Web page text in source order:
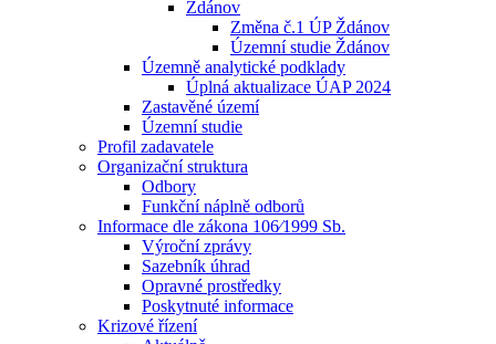
Ždánov
Změna č.1 ÚP Ždánov
Územní studie Ždánov
Územně analytické podklady
Úplná aktualizace ÚAP 2024
Zastavěné území
Územní studie
Profil zadavatele
Organizační struktura
Odbory
Funkční náplně odborů
Informace dle zákona 106⁄1999 Sb.
Výroční zprávy
Sazebník úhrad
Opravné prostředky
Poskytnuté informace
Krizové řízení